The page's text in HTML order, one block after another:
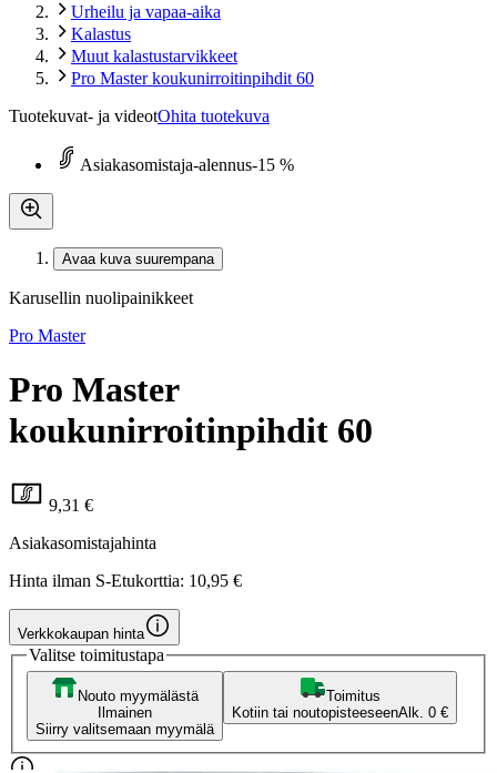
Urheilu ja vapaa-aika
Kalastus
Muut kalastustarvikkeet
Pro Master koukunirroitinpihdit 60
Tuotekuvat- ja videotOhita tuotekuva
Asiakasomistaja-alennus-15 %
Avaa kuva suurempana
Karusellin nuolipainikkeet
Pro Master
Pro Master
koukunirroitinpihdit 60
9,31 €
Asiakasomistajahinta
Hinta ilman S-Etukorttia: 10,95 €
Verkkokaupan hinta
Valitse toimitustapa
Nouto myymälästä
Ilmainen
Siirry valitsemaan myymälä
Toimitus
Kotiin tai noutopisteeseenAlk. 0 €